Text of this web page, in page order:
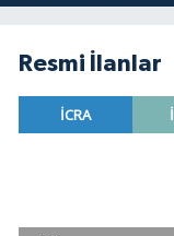
Resmi İlanlar